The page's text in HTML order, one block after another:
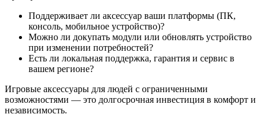
Поддерживает ли аксессуар ваши платформы (ПК,
консоль, мобильное устройство)?
Можно ли докупать модули или обновлять устройство
при изменении потребностей?
Есть ли локальная поддержка, гарантия и сервис в
вашем регионе?
Игровые аксессуары для людей с ограниченными
возможностями — это долгосрочная инвестиция в комфорт и
независимость.